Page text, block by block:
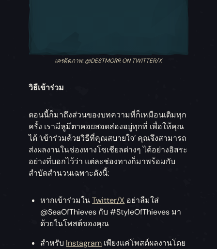
เครดิตภาพ: @DESTMORR ON TWITTER/X
วิธีเข้าร่วม
ตอนนี้ก็มาถึงส่วนของบทความที่ก็เหมือนเดิมทุก
ครั้ง เรามีหูมีตาคอยสอดส่องอยู่ทุกที่ เพื่อให้คุณ
ได้ ‘เข้าร่วมด้วยวิธีที่คุณสบายใจ’ คุณจึงสามารถ
ส่งผลงานในช่องทางโซเชียลต่างๆ ได้อย่างอิสระ
อย่างที่บอกไว้ว่า แต่ละช่องทางก็มาพร้อมกับ
สำบัดสำนวนเฉพาะดังนี้:
หากเข้าร่วมในTwitter/X อย่าลืมใส่
@SeaOfThieves กับ #StyleOfThieves มา
ด้วยในโพสต์ของคุณ
สำหรับ Instagram เพียงแค่โพสต์ผลงานโดย